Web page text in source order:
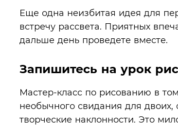
Еще одна неизбитая идея для
встречу рассвета. Приятных
дальше день проведете вместе.
Запишитесь на урок
Мастер-класс по рисованию в
необычного свидания для
творческие наклонности. Это